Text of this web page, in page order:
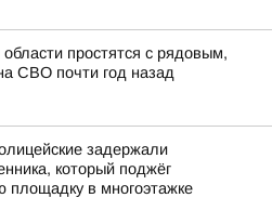
области простятся с рядовым,
СВО почти год назад
задержали
который поджёг
площадку в многоэтажке